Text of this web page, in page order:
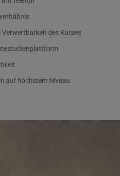
des Kurses
auf höchstem Niveau